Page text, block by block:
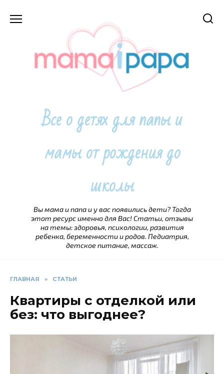
Все о детях для папы и
мамы от рождения до
школы
Вы мама и папа и у вас появились дети? Тогда
этот ресурс именно для Вас! Статьи, отзывы
на темы: здоровья, психологии, развития
ребенка, беременности и родов. Педиатрия,
детское питание, массаж.
ГЛАВНАЯ » СТАТЬИ
Квартиры с отделкой или
без: что выгоднее?